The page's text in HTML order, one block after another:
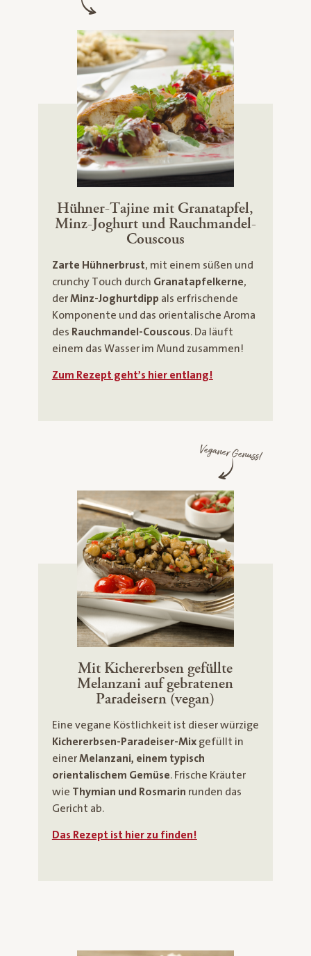
Hühner-Tajine mit Granatapfel,
Minz-Joghurt und Rauchmandel-
Couscous
Zarte Hühnerbrust, mit einem süßen und
crunchy Touch durch Granatapfelkerne,
derMinz-Joghurtdipp als erfrischende
Komponente und das orientalische Aroma
des Rauchmandel-Couscous. Da läuft
einem das Wasser im Mund zusammen!
Zum Rezept geht’s hier entlang!
Veganer Genuss!
Mit Kichererbsen gefüllte
Melanzani auf gebratenen
Paradeisern (vegan)
Eine vegane Köstlichkeit ist dieser würzige
Kichererbsen-Paradeiser-Mixgefüllt in
einerMelanzani, einem typisch
orientalischem Gemüse. Frische Kräuter
wie Thymian und Rosmarin runden das
Gericht ab.
Das Rezept ist hier zu finden!